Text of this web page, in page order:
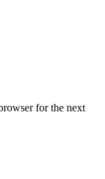
for the next